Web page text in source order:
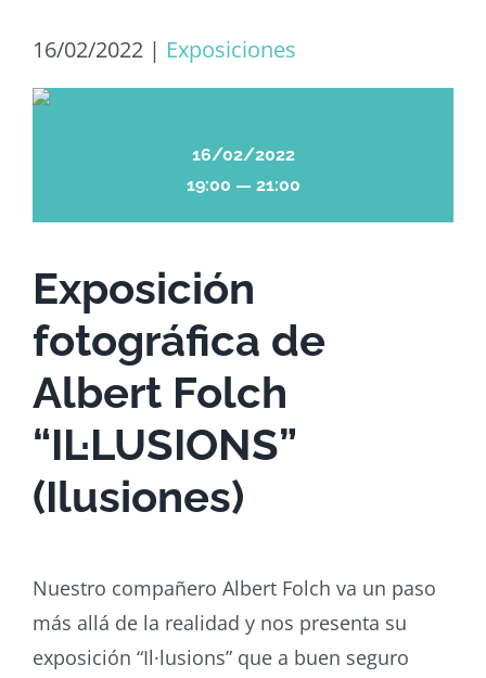
16/02/2022 | Exposiciones
Exposición
fotográfica de
Albert Folch
“IL·LUSIONS”
(Ilusiones)
Nuestro compañero Albert Folch va un paso
más allá de la realidad y nos presenta su
exposición “Il·lusions” que a buen seguro
16/02/2022
19:00 — 21:00